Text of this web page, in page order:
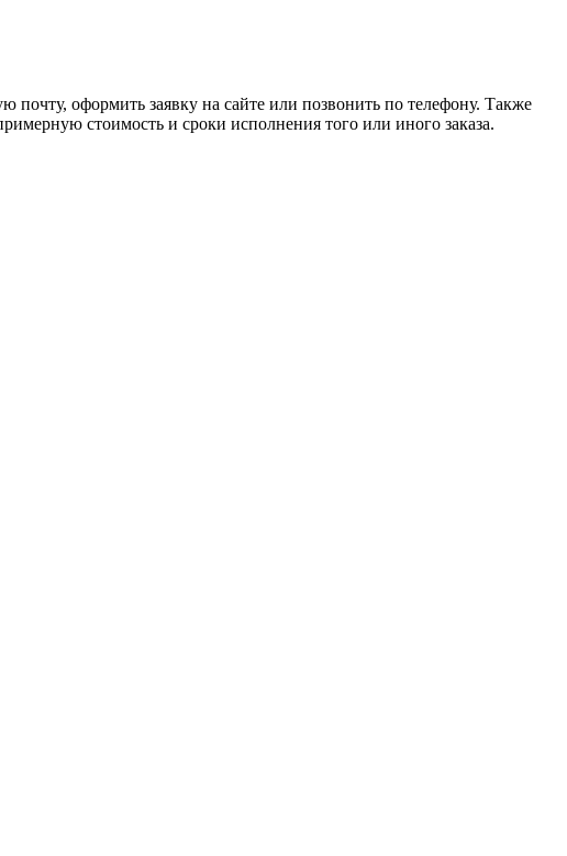
почту, оформить заявку на сайте или позвонить по телефону. Также
стоимость и сроки исполнения того или иного заказа.